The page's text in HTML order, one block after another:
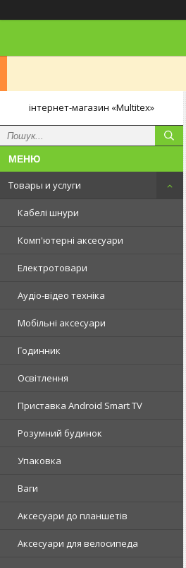
інтернет-магазин «Multitex»
Товары и услуги
Кабелі шнури
Комп'ютерні аксесуари
Електротовари
Аудіо-відео техніка
Мобільні аксесуари
Годинник
Освітлення
Приставка Android Smart TV
Розумний будинок
Упаковка
Ваги
Аксесуари до планшетів
Аксесуари для велосипеда